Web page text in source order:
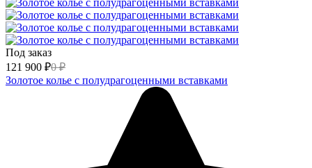
Под заказ
121 900 ₽0 ₽
Золотое колье с полудрагоценными вставками